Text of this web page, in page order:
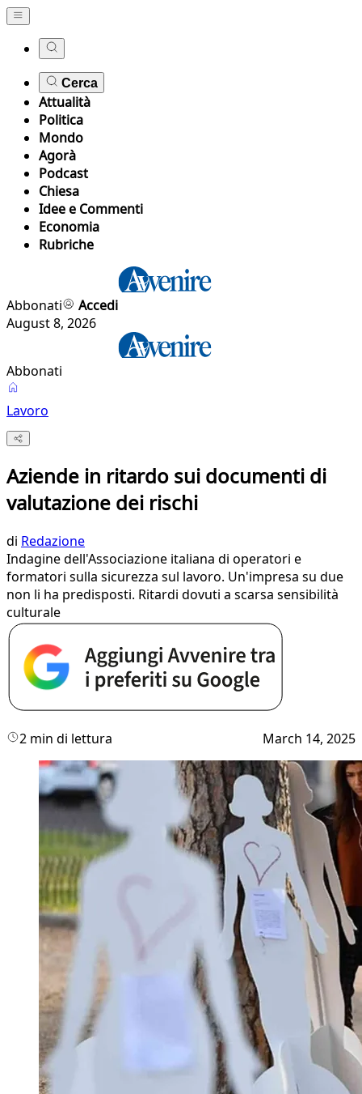
Cerca
Attualità
Politica
Mondo
Agorà
Podcast
Chiesa
Idee e Commenti
Economia
Rubriche
Abbonati
Accedi
August 8, 2026
Abbonati
Lavoro
Aziende in ritardo sui documenti di
valutazione dei rischi
di Redazione
Indagine dell'Associazione italiana di operatori e
formatori sulla sicurezza sul lavoro. Un'impresa su due
non li ha predisposti. Ritardi dovuti a scarsa sensibilità
culturale
2 min di lettura March 14, 2025